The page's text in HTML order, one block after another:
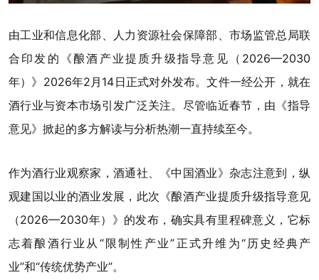
由工业和信息化部、人力资源社会保障部、市场监管总局联
合印发的《酿酒产业提质升级指导意见（2026—2030
年）》2026年2月14日正式对外发布。文件一经公开，就在
酒行业与资本市场引发广泛关注。尽管临近春节，由《指导
意见》掀起的多方解读与分析热潮一直持续至今。
作为酒行业观察家，酒通社、《中国酒业》杂志注意到，纵
观建国以业的酒业发展，此次《酿酒产业提质升级指导意见
（2026—2030年）》的发布，确实具有里程碑意义，它标
志着酿酒行业从“限制性产业”正式升维为“历史经典产
业”和“传统优势产业”。